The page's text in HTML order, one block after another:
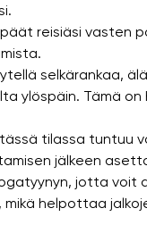
reisiäsi vasten
selkärankaa,
ylöspäin. Tämä on
tilassa tuntuu
jälkeen
jotta voit
mikä helpottaa